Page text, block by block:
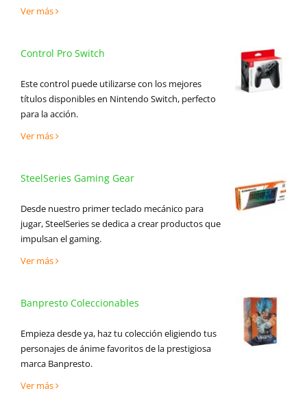
Ver más
Control Pro Switch
Este control puede utilizarse con los mejores
títulos disponibles en Nintendo Switch, perfecto
para la acción.
Ver más
SteelSeries Gaming Gear
Desde nuestro primer teclado mecánico para
jugar, SteelSeries se dedica a crear productos que
impulsan el gaming.
Ver más
Banpresto Coleccionables
Empieza desde ya, haz tu colección eligiendo tus
personajes de ánime favoritos de la prestigiosa
marca Banpresto.
Ver más